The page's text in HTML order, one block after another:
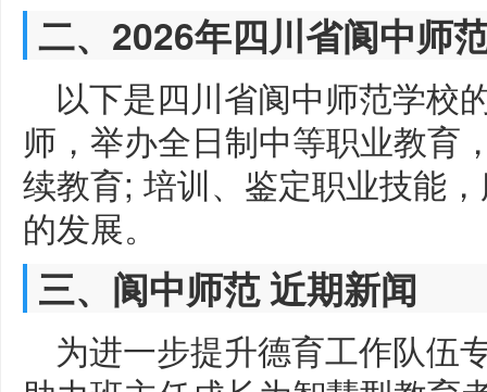
二、2026年四川省阆中师
以下是四川省阆中师范学校
师，举办全日制中等职业教育
续教育; 培训、鉴定职业技能
的发展。
三、阆中师范 近期新闻
为进一步提升德育工作队伍